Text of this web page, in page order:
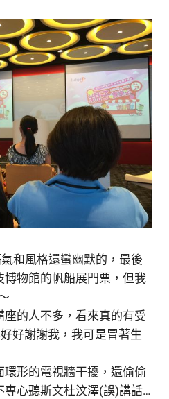
和風格還蠻幽默的，最後
物館的帆船展門票，但我
的人不多，看來真的有受
好謝謝我，我可是冒著生
形的電視牆干擾，還偷偷
心聽斯文杜汶澤(誤)講話…